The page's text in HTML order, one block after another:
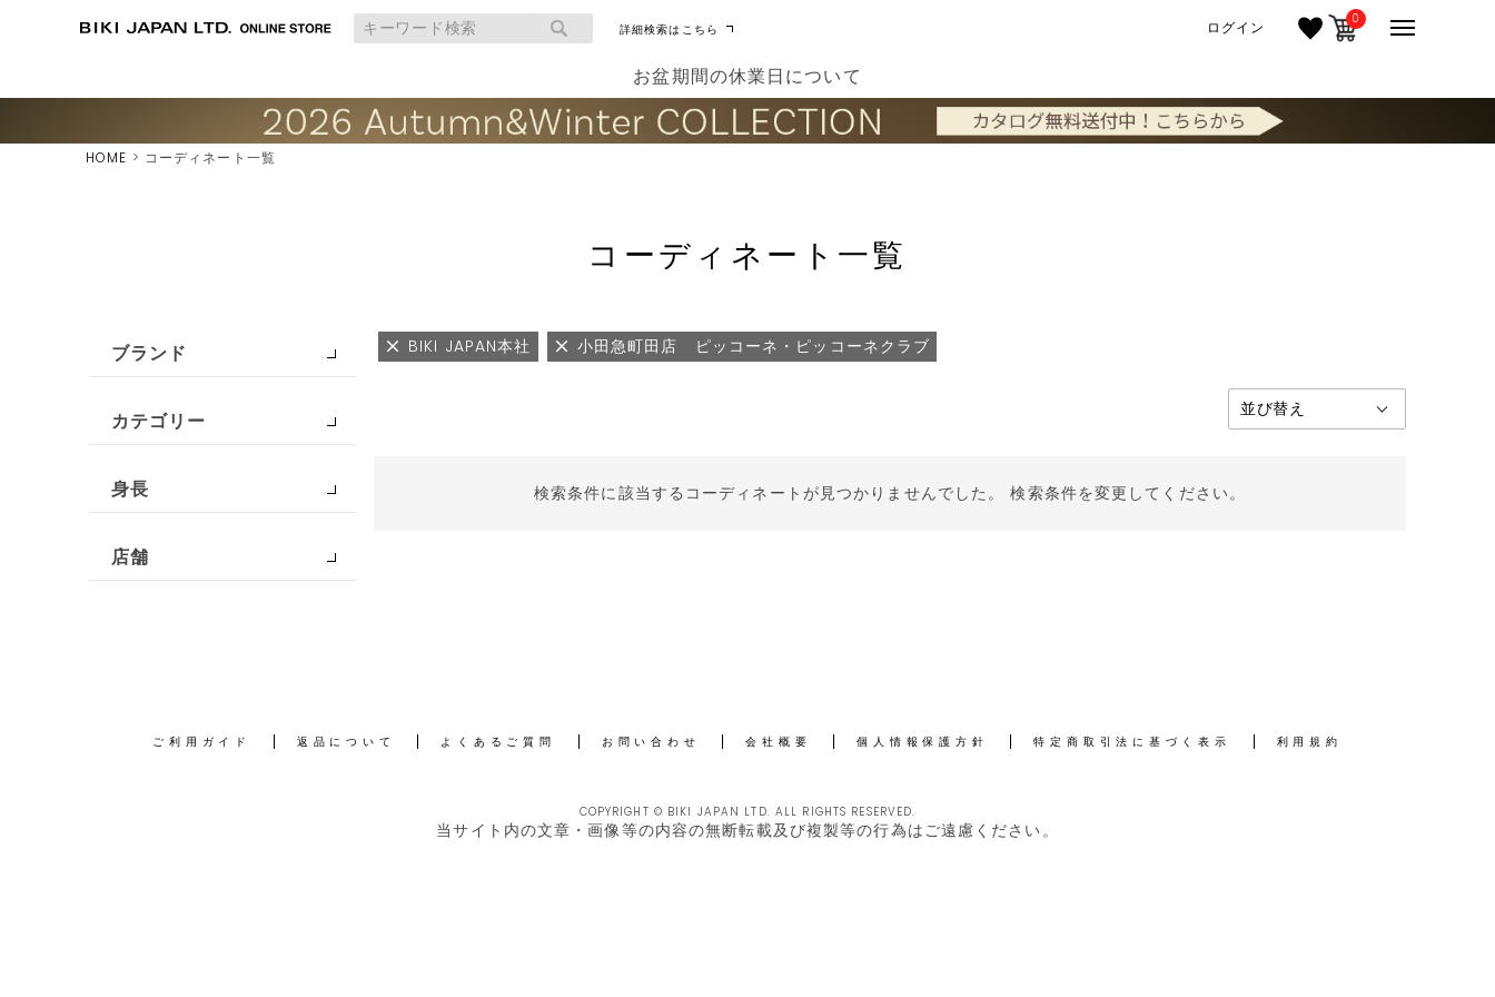
詳細検索はこちら ログイン 0
お盆期間の休業日について
HOME コーディネート一覧
コーディネート一覧
ブランド
カテゴリー
身長
店舗
BIKI JAPAN本社 小田急町田店 ピッコーネ・ピッコーネクラブ
検索条件に該当するコーディネートが見つかりませんでした。 検索条件を変更してください。
ご利用ガイド 返品について よくあるご質問 お問い合わせ 会社概要 個人情報保護方針 特定商取引法に基づく表示 利用規約
COPYRIGHT © BIKI JAPAN LTD. ALL RIGHTS RESERVED.
当サイト内の文章・画像等の内容の無断転載及び複製等の行為はご遠慮ください。